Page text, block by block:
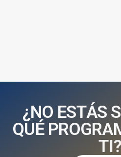
¿NO ESTÁS S
QUÉ PROGRA
TI?